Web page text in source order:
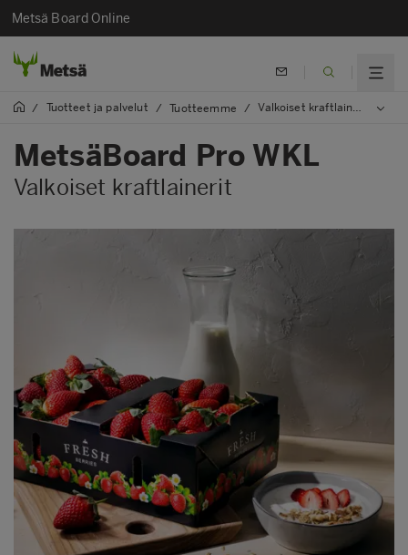
Metsä Board Online
/ Tuotteet ja palvelut / Tuotteemme / Valkoiset kraftlainerit /
MetsäBoard Pro WKL
Valkoiset kraftlainerit